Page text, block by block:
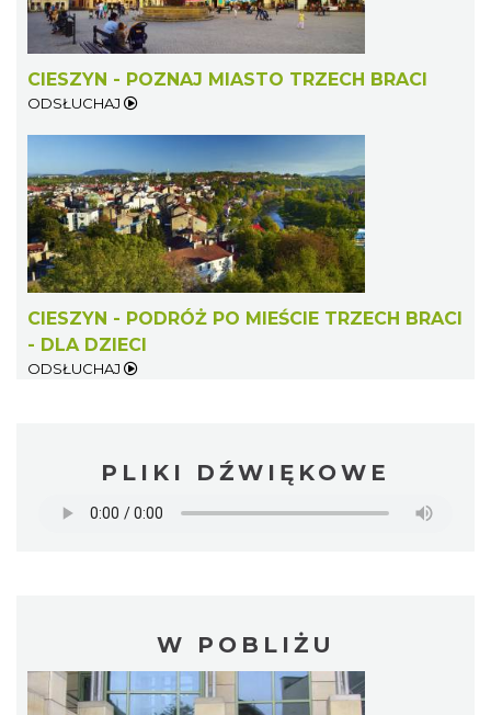
CIESZYN - POZNAJ MIASTO TRZECH BRACI
ODSŁUCHAJ
CIESZYN - PODRÓŻ PO MIEŚCIE TRZECH BRACI
- DLA DZIECI
ODSŁUCHAJ
PLIKI DŹWIĘKOWE
W POBLIŻU